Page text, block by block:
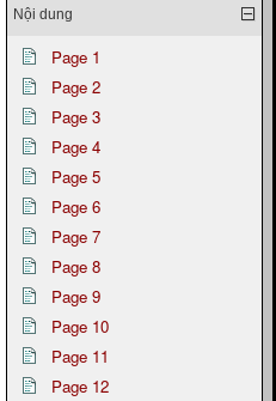
Nội dung
Page 1
Page 2
Page 3
Page 4
Page 5
Page 6
Page 7
Page 8
Page 9
Page 10
Page 11
Page 12